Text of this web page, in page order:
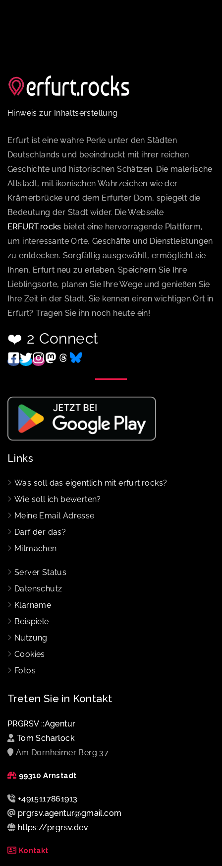
Hinweis zur Inhaltserstellung
Erfurt ist eine wahre Perle unter den Städten
Deutschlands und beeindruckt mit ihrer reichen
Geschichte und historischen Schätzen. Die malerische
Altstadt, mit ikonischen Wahrzeichen wie der
Krämerbrücke und dem Erfurter Dom, spiegelt die
Bedeutung der Stadt wider. Die Webseite
ERFURT.rocks bietet eine hervorragende Plattform,
um interessante Orte, Geschäfte und Dienstleistungen
zu entdecken. Sorgfältig ausgewählt, ermöglicht sie
Ihnen, Erfurt neu zu erleben. Speichern Sie Ihre
Lieblingsorte, planen Sie Ihre Wege und genießen Sie
Ihre Zeit in der Stadt. Sie kennen einen wichtigen Ort in
Erfurt? Tragen Sie ihn noch heute ein!
❤️ 2 Connect
Links
Was soll das eigentlich mit erfurt.rocks?
Wie soll ich bewerten?
Meine Email Adresse
Darf der das?
Mitmachen
Server Status
Datenschutz
Klarname
Beispiele
Nutzung
Cookies
Fotos
Treten Sie in Kontakt
PRGRSV ::Agentur
Tom Scharlock
Am Dornheimer Berg 37
99310 Arnstadt
+4915117861913
prgrsv.agentur@gmail.com
https://prgrsv.dev
Kontakt